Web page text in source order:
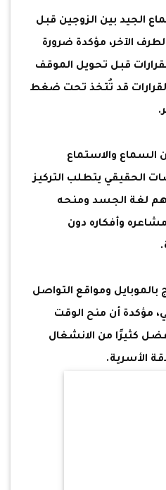
الجيد بين الزوجين قبل
الآخر، مؤكدة ضرورة
قبل تحويل الموقف
قد تُتخذ تحت ضغط
السماع والاستماع
الحقيقي يتطلب التركيز
لغة الجسد ومنحه
وأفكاره دون
بالموبايل ومواقع التواصل
مؤكدة أن منح الوقت
كثيرًا من الانشغال
الأسرية.